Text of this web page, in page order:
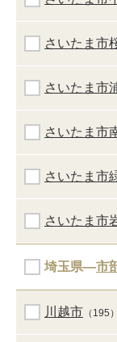
さいたま市
さいたま市
さいたま市
さいたま市
さいたま市
埼玉県―市
川越市 （195）